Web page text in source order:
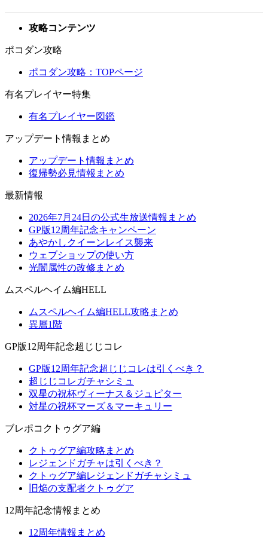
攻略コンテンツ
ポコダン攻略
ポコダン攻略：TOPページ
有名プレイヤー特集
有名プレイヤー図鑑
アップデート情報まとめ
アップデート情報まとめ
復帰勢必見情報まとめ
最新情報
2026年7月24日の公式生放送情報まとめ
GP版12周年記念キャンペーン
あやかしクイーンレイス襲来
ウェブショップの使い方
光闇属性の改修まとめ
ムスペルヘイム編HELL
ムスペルヘイム編HELL攻略まとめ
異層1階
GP版12周年記念超じじコレ
GP版12周年記念超じじコレは引くべき？
超じじコレガチャシミュ
双星の祝杯ヴィーナス＆ジュピター
対星の祝杯マーズ＆マーキュリー
ブレポコクトゥグア編
クトゥグア編攻略まとめ
レジェンドガチャは引くべき？
クトゥグア編レジェンドガチャシミュ
旧焔の支配者クトゥグア
12周年記念情報まとめ
12周年情報まとめ